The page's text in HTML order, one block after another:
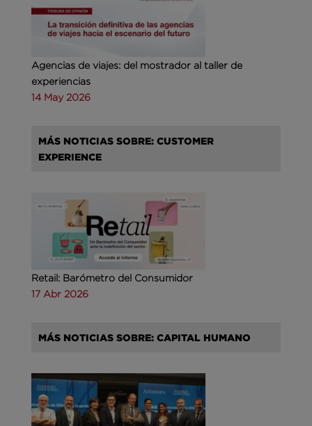
Agencias de viajes: del mostrador al taller de
experiencias
14 May 2026
MÁS NOTICIAS SOBRE: CUSTOMER
EXPERIENCE
Retail: Barómetro del Consumidor
17 Abr 2026
MÁS NOTICIAS SOBRE: CAPITAL HUMANO